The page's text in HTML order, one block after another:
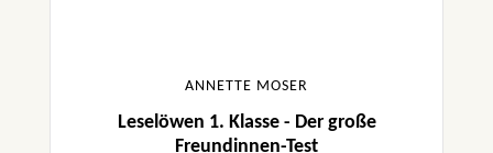
ANNETTE MOSER
Leselöwen 1. Klasse - Der große
Freundinnen-Test